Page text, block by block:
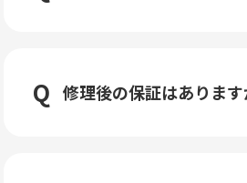
修理後の保証はあります